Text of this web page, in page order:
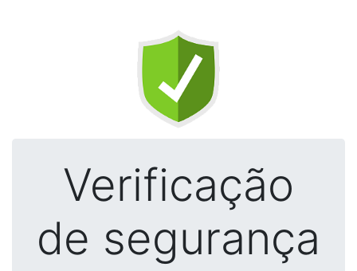
Verificação
de segurança